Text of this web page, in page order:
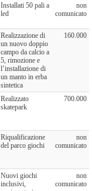
Installati 50 pali a
led
non
comunicato
Realizzazione di
un nuovo doppio
campo da calcio a
5, rimozione e
l’installazione di
un manto in erba
sintetica
160.000
Realizzato
skatepark
700.000
Riqualificazione
del parco giochi
non
comunicato
Nuovi giochi
inclusivi,
non
comunicato